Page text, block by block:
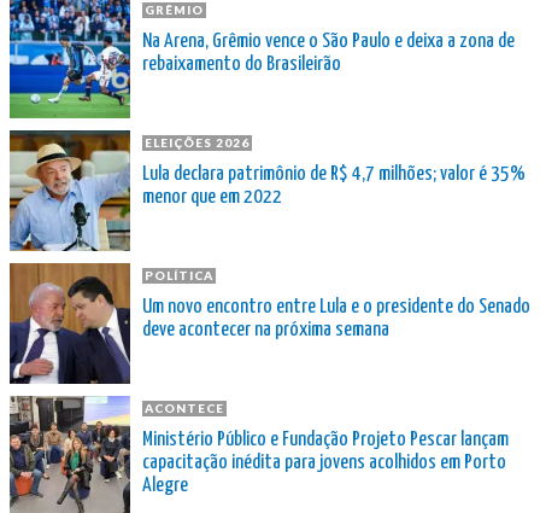
GRÊMIO
Na Arena, Grêmio vence o São Paulo e deixa a zona de
rebaixamento do Brasileirão
ELEIÇÕES 2026
Lula declara patrimônio de R$ 4,7 milhões; valor é 35%
menor que em 2022
POLÍTICA
Um novo encontro entre Lula e o presidente do Senado
deve acontecer na próxima semana
ACONTECE
Ministério Público e Fundação Projeto Pescar lançam
capacitação inédita para jovens acolhidos em Porto
Alegre